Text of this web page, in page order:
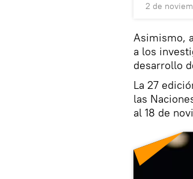
2 de
Asimismo,
a los
desarrollo
La 27
las
al 18 de